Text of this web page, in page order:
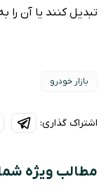
تبدیل کنند یا آن
بازار خودرو
اشتراک گذاری:
مطالب ویژه